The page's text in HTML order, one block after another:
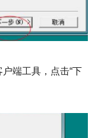
端工具，点击“下